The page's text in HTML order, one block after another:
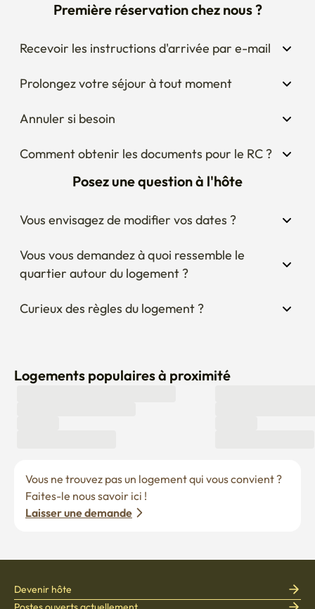
Première réservation chez nous ?
Recevoir les instructions d'arrivée par e-mail
Prolongez votre séjour à tout moment
Annuler si besoin
Comment obtenir les documents pour le RC ?
Posez une question à l'hôte
Vous envisagez de modifier vos dates ?
Vous vous demandez à quoi ressemble le
quartier autour du logement ?
Curieux des règles du logement ?
Logements populaires à proximité
Vous ne trouvez pas un logement qui vous convient ?
Faites-le nous savoir ici !
Laisser une demande
Devenir hôte